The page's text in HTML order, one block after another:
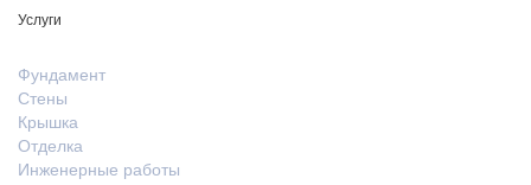
Услуги
Фундамент
Стены
Крышка
Отделка
Инженерные работы